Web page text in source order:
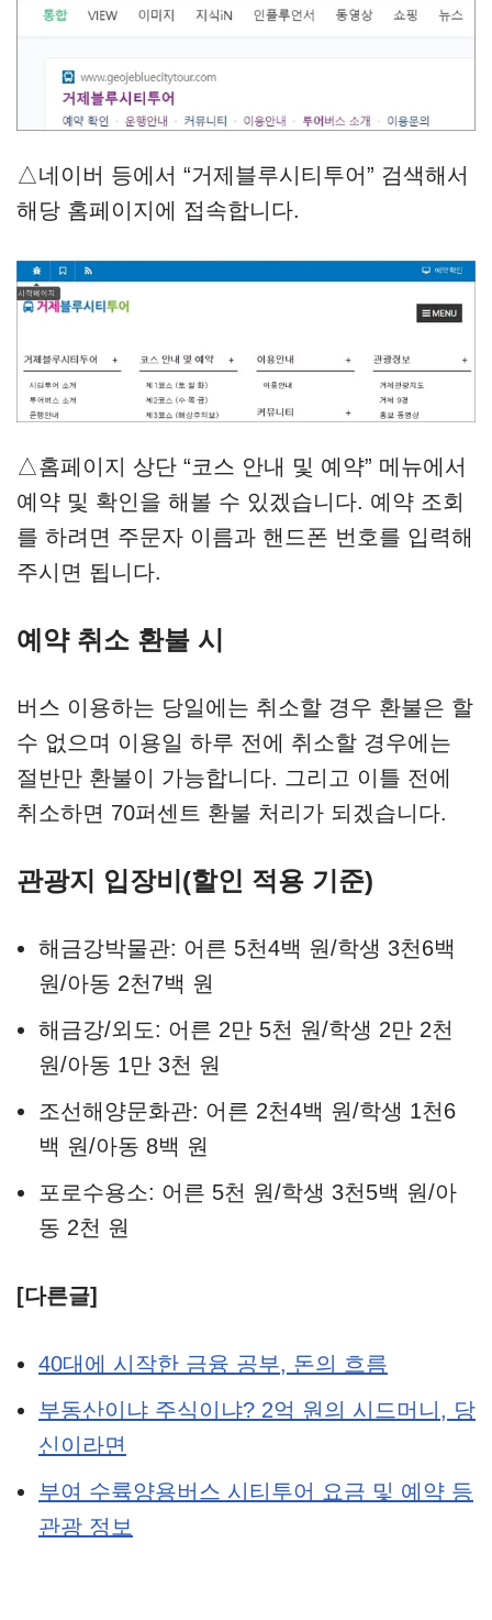
△네이버 등에서 “거제블루시티투어” 검색해서
해당 홈페이지에 접속합니다.
△홈페이지 상단 “코스 안내 및 예약” 메뉴에서
예약 및 확인을 해볼 수 있겠습니다. 예약 조회
를 하려면 주문자 이름과 핸드폰 번호를 입력해
주시면 됩니다.
예약 취소 환불 시
버스 이용하는 당일에는 취소할 경우 환불은 할
수 없으며 이용일 하루 전에 취소할 경우에는
절반만 환불이 가능합니다. 그리고 이틀 전에
취소하면 70퍼센트 환불 처리가 되겠습니다.
관광지 입장비(할인 적용 기준)
해금강박물관: 어른 5천4백 원/학생 3천6백
원/아동 2천7백 원
해금강/외도: 어른 2만 5천 원/학생 2만 2천
원/아동 1만 3천 원
조선해양문화관: 어른 2천4백 원/학생 1천6
백 원/아동 8백 원
포로수용소: 어른 5천 원/학생 3천5백 원/아
동 2천 원
[다른글]
40대에 시작한 금융 공부, 돈의 흐름
부동산이냐 주식이냐? 2억 원의 시드머니, 당
신이라면
부여 수륙양용버스 시티투어 요금 및 예약 등
관광 정보